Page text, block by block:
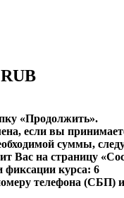
«Продолжить».
если вы
суммы,
на страницу
фиксации курса: 6
телефона (СБП)